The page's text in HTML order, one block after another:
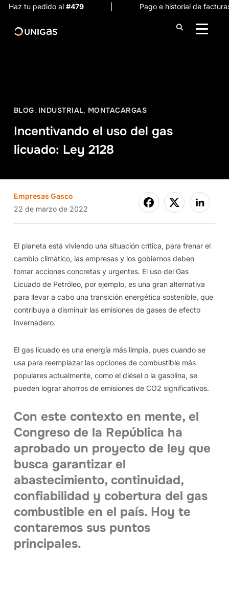
Haz tu pedido al#479| Pago e historial de facturas
BLOG, INDUSTRIAL, MONTACARGAS
Incentivando el uso del gas
licuado: Ley 2128
Empresas Gasco
22 de marzo de 2022
El planeta está viviendo una situación crítica, para frenar el
cambio climático, las empresas y los gobiernos deben
tomar acciones concretas y urgentes. El uso del Gas
Licuado de Petróleo, por ejemplo, es una gran alternativa
para llevar a cabo una transición energética sostenible, que
contribuya a disminuir las emisiones de gases de efecto
invernadero.
El gas licuado es una energía más limpia, pues cuando se
usa para reemplazar las opciones de combustible más
populares actualmente, como el diésel o la gasolina, se
pueden lograr ahorros de emisiones de CO2 significativos.
Con este contexto en mente, el
Congreso de la República ha
aprobado un proyecto de ley que
busca garantizar el
abastecimiento, continuidad,
confiabilidad y cobertura del gas
combustible en el país. Hoy te
contaremos sus puntos
principales.